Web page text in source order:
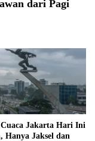
dari Pagi
Jakarta Hari Ini
Hanya Jaksel dan